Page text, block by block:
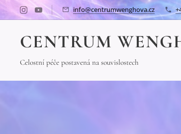
info@centrumwenghova.cz
CENTRUM
Celostní péče postavená na souvislostech